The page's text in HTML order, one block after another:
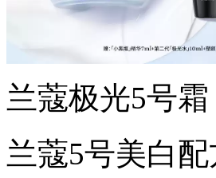
兰蔻极光5号
兰蔻5号美白